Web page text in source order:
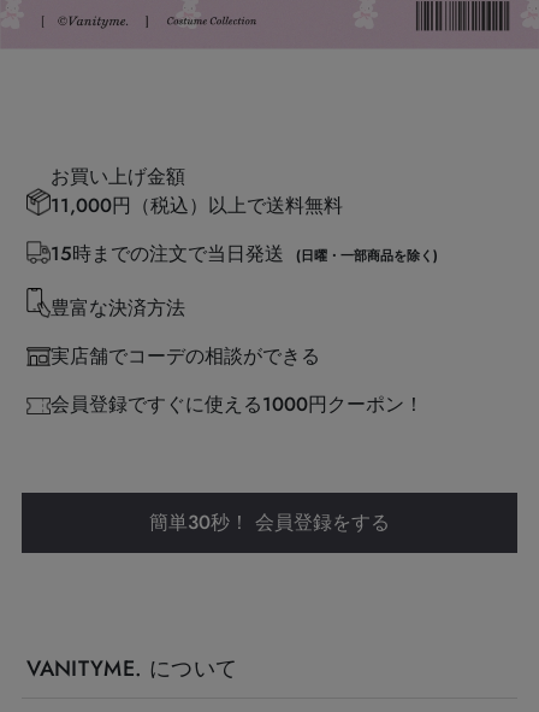
お買い上げ金額
11,000円（税込）以上で送料無料
15時までの注文で当日発送
(日曜・一部商品を除く)
豊富な決済方法
実店舗でコーデの相談ができる
会員登録ですぐに使える1000円クーポン！
簡単30秒！ 会員登録をする
VANITYME. について